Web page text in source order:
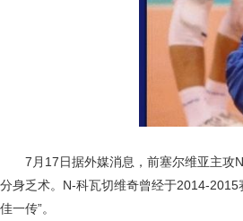
7月17日据外媒消息，前塞尔维亚主攻
分身乏术。N-科瓦切维奇曾经于2014-
佳一传”。